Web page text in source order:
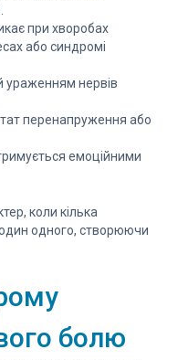
при хворобах
або синдромі
ураженням нервів
перенапруження або
емоційними
коли кілька
одного, створюючи
болю